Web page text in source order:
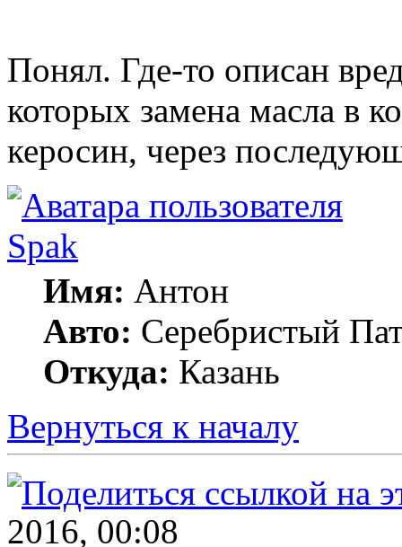
Понял. Где-то описан
которых замена масла в
керосин, через
Spak
Имя: Антон
Авто: Серебристый
Откуда: Казань
Вернуться к началу
2016, 00:08